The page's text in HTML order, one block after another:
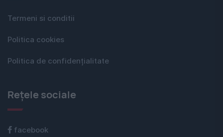
Termeni si conditii
Politica cookies
Politica de confidențialitate
Rețele sociale
facebook